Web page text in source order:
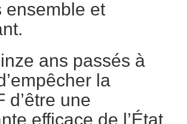
ensemble et
ans passés à
la
d’être une
efficace de l’État,